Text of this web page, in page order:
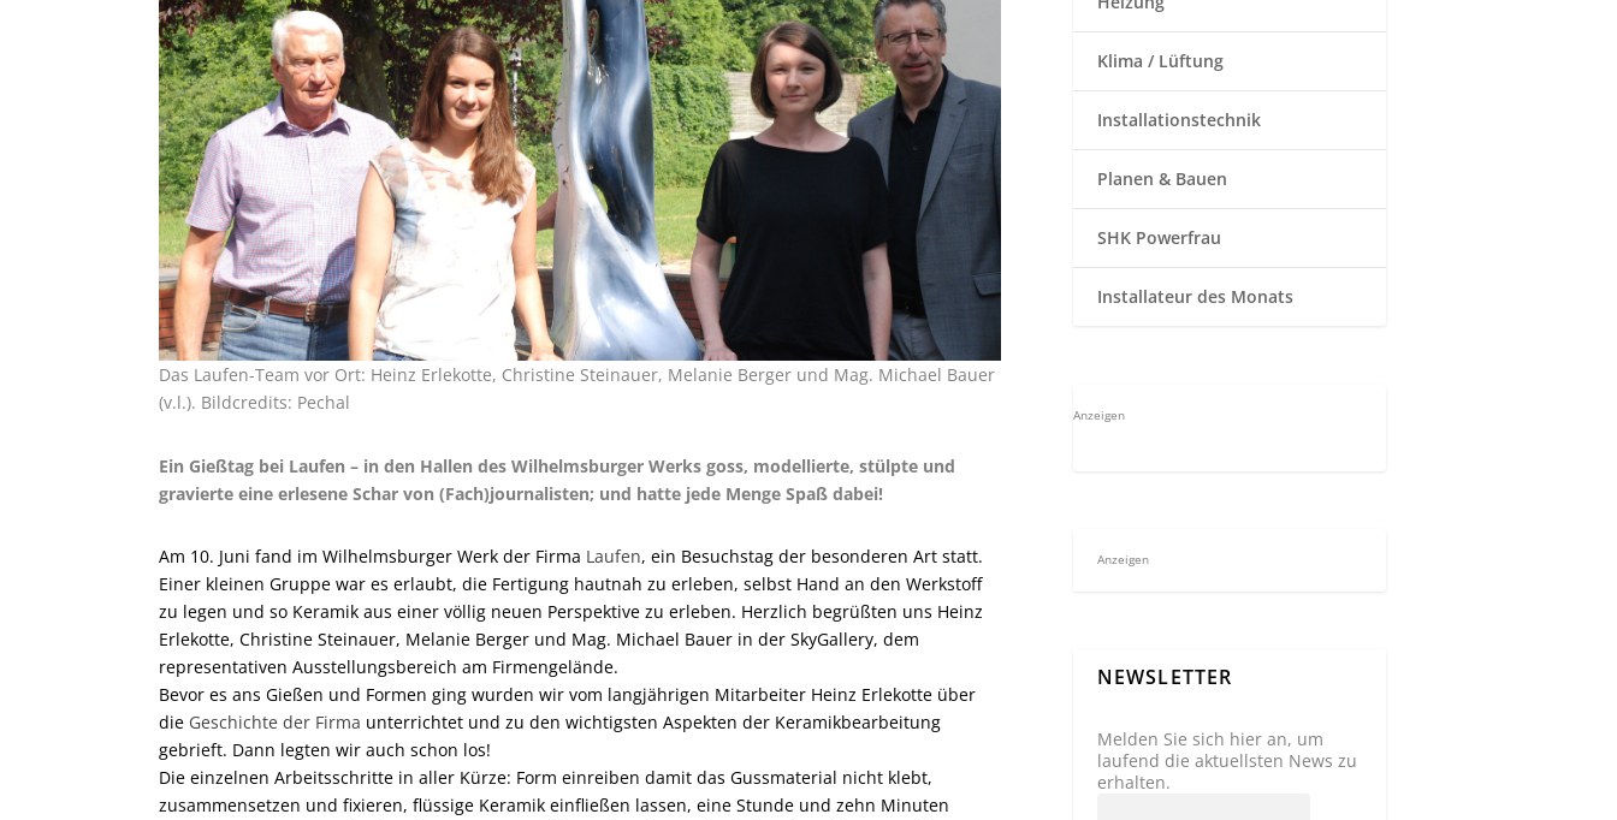
Das Laufen-Team vor Ort: Heinz Erlekotte, Christine Steinauer, Melanie Berger und Mag. Michael Bauer
(v.l.). Bildcredits: Pechal
Ein Gießtag bei Laufen – in den Hallen des Wilhelmsburger Werks goss, modellierte, stülpte und
gravierte eine erlesene Schar von (Fach)journalisten; und hatte jede Menge Spaß dabei!
Am 10. Juni fand im Wilhelmsburger Werk der Firma Laufen, ein Besuchstag der besonderen Art statt.
Einer kleinen Gruppe war es erlaubt, die Fertigung hautnah zu erleben, selbst Hand an den Werkstoff
zu legen und so Keramik aus einer völlig neuen Perspektive zu erleben. Herzlich begrüßten uns Heinz
Erlekotte, Christine Steinauer, Melanie Berger und Mag. Michael Bauer in der SkyGallery, dem
representativen Ausstellungsbereich am Firmengelände.
Bevor es ans Gießen und Formen ging wurden wir vom langjährigen Mitarbeiter Heinz Erlekotte über
die Geschichte der Firma unterrichtet und zu den wichtigsten Aspekten der Keramikbearbeitung
gebrieft. Dann legten wir auch schon los!
Die einzelnen Arbeitsschritte in aller Kürze: Form einreiben damit das Gussmaterial nicht klebt,
zusammensetzen und fixieren, flüssige Keramik einfließen lassen, eine Stunde und zehn Minuten
Klima / Lüftung
Installationstechnik
Planen & Bauen
SHK Powerfrau
Installateur des Monats
Anzeigen
Anzeigen
NEWSLETTER
Melden Sie sich hier an, um
laufend die aktuellsten News zu
erhalten.